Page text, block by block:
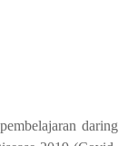
daring